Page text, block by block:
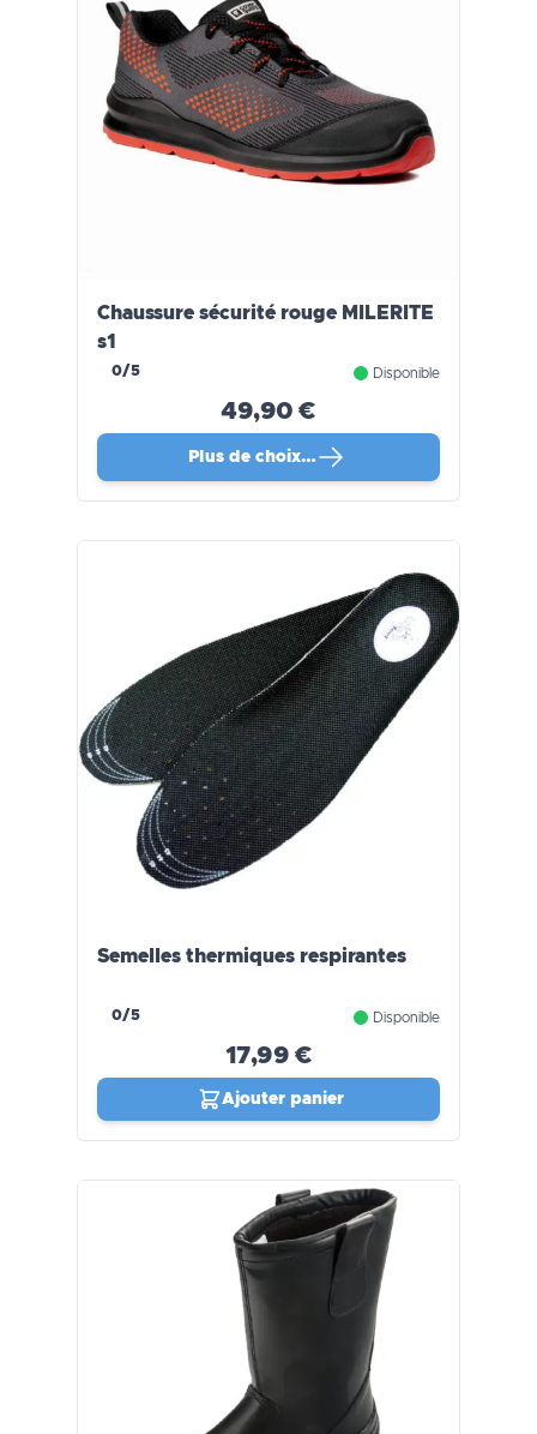
Chaussure sécurité rouge MILERITE
s1
0/5 Disponible
49,90 €
Plus de choix…
Semelles thermiques respirantes
0/5 Disponible
17,99 €
Ajouter panier